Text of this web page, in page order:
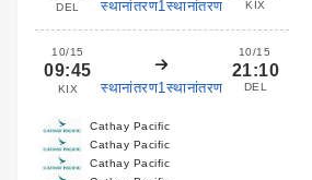
DEL स्थानांतरण1स्थानांतरण KIX
10/15
09:45
KIX स्थानांतरण1स्थानांतरण
10/15
21:10
DEL
Cathay Pacific
Cathay Pacific
Cathay Pacific